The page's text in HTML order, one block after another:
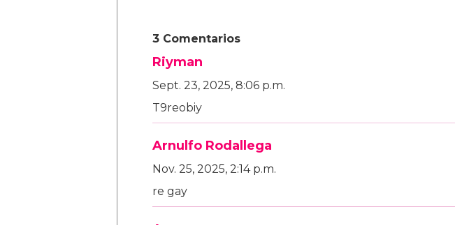
3 Comentarios
Riyman
Sept. 23, 2025, 8:06 p.m.
T9reobiy
Arnulfo Rodallega
Nov. 25, 2025, 2:14 p.m.
re gay